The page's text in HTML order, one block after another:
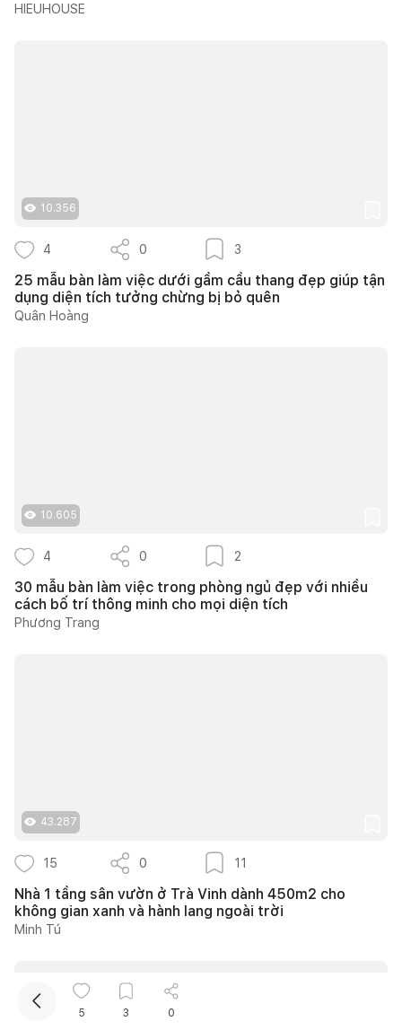
HIEUHOUSE
10.356
4 0 3
25 mẫu bàn làm việc dưới gầm cầu thang đẹp giúp tận
dụng diện tích tưởng chừng bị bỏ quên
Quân Hoàng
10.605
4 0 2
30 mẫu bàn làm việc trong phòng ngủ đẹp với nhiều
cách bố trí thông minh cho mọi diện tích
Phương Trang
43.287
15 0 11
Nhà 1 tầng sân vườn ở Trà Vinh dành 450m2 cho
không gian xanh và hành lang ngoài trời
Minh Tú
5 3 0
Mua sắm hoàn thiện nhà